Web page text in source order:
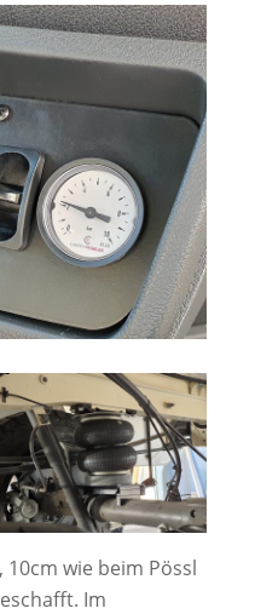
wie beim Pössl
Im